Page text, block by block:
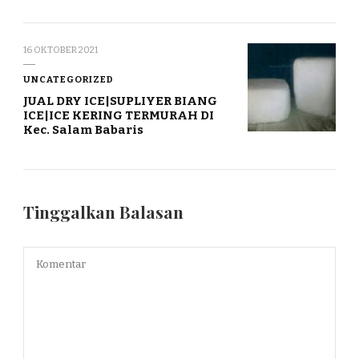
16 OKTOBER 2021
UNCATEGORIZED
JUAL DRY ICE|SUPLIYER BIANG
ICE|ICE KERING TERMURAH DI
Kec. Salam Babaris
Tinggalkan Balasan